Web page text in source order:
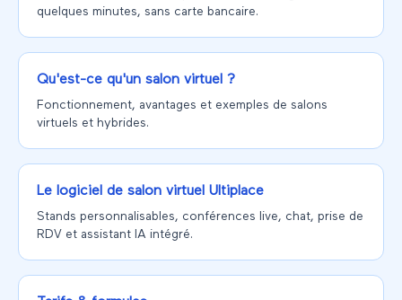
quelques minutes, sans carte bancaire.
Qu'est-ce qu'un salon virtuel ?
Fonctionnement, avantages et exemples de salons
virtuels et hybrides.
Le logiciel de salon virtuel Ultiplace
Stands personnalisables, conférences live, chat, prise de
RDV et assistant IA intégré.